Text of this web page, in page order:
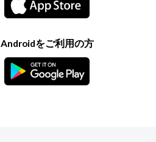
Androidをご利用の方